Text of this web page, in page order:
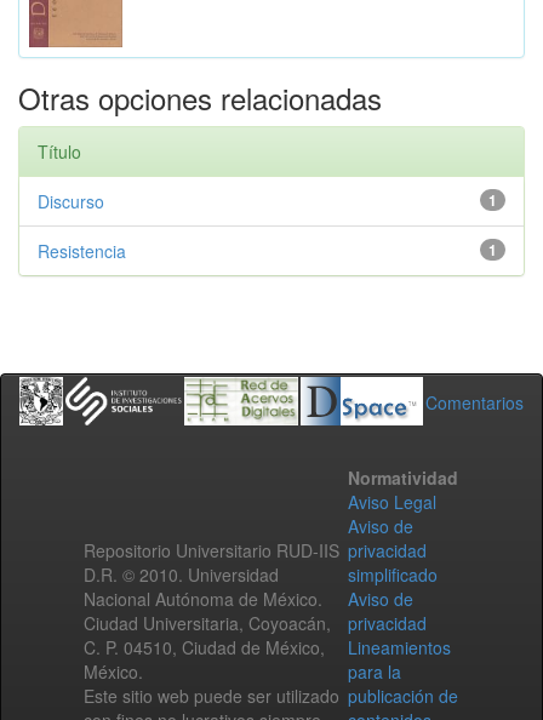
Otras opciones relacionadas
Título
1
Discurso
1
Resistencia
Comentarios
Repositorio Universitario RUD-IIS
D.R. © 2010. Universidad
Nacional Autónoma de México.
Ciudad Universitaria, Coyoacán,
C. P. 04510, Ciudad de México,
México.
Este sitio web puede ser utilizado
Normatividad
Aviso Legal
Aviso de
privacidad
simplificado
Aviso de
privacidad
Lineamientos
para la
publicación de